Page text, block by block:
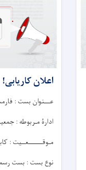
اعلان کاریابی!
عـــنوان بست :
ادارۀ
مـوقـــــــعــيت :
نوع بست : بست